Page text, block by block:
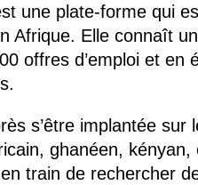
une plate-forme qui
Afrique. Elle connaît
offres d’emploi et en
s’être implantée sur
ghanéen,
train de rechercher